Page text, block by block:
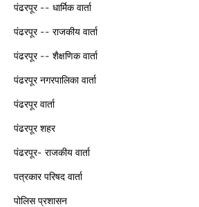
पंढरपूर -- धार्मिक वार्ता
पंढरपूर -- राजकीय वार्ता
पंढरपूर -- शैक्षणिक वार्ता
पंढरपूर नगरपालिका वार्ता
पंढरपूर वार्ता
पंढरपूर शहर
पंढरपूर- राजकीय वार्ता
पत्रकार परिषद वार्ता
पोलिस प्रशासन